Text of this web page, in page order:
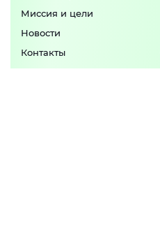
Миссия и цели
Новости
Контакты